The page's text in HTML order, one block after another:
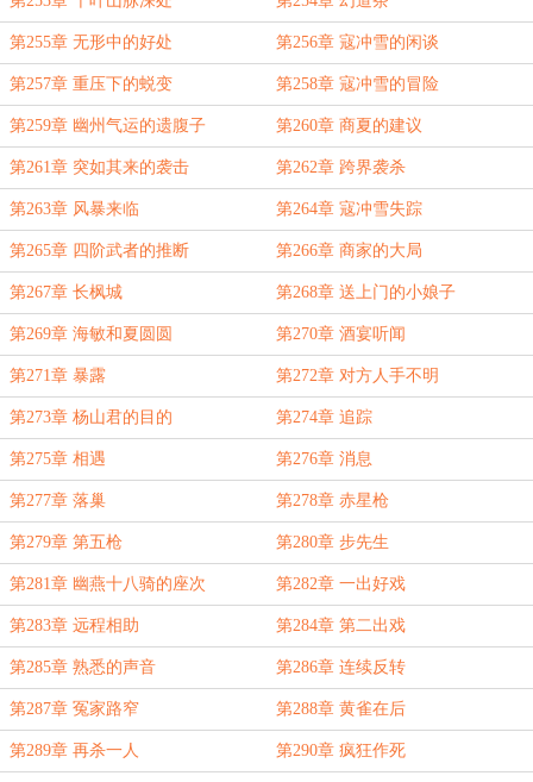
第255章 无形中的好处 第256章 寇冲雪的闲谈
第257章 重压下的蜕变 第258章 寇冲雪的冒险
第259章 幽州气运的遗腹子 第260章 商夏的建议
第261章 突如其来的袭击 第262章 跨界袭杀
第263章 风暴来临 第264章 寇冲雪失踪
第265章 四阶武者的推断 第266章 商家的大局
第267章 长枫城 第268章 送上门的小娘子
第269章 海敏和夏圆圆 第270章 酒宴听闻
第271章 暴露 第272章 对方人手不明
第273章 杨山君的目的 第274章 追踪
第275章 相遇 第276章 消息
第277章 落巢 第278章 赤星枪
第279章 第五枪 第280章 步先生
第281章 幽燕十八骑的座次 第282章 一出好戏
第283章 远程相助 第284章 第二出戏
第285章 熟悉的声音 第286章 连续反转
第287章 冤家路窄 第288章 黄雀在后
第289章 再杀一人 第290章 疯狂作死